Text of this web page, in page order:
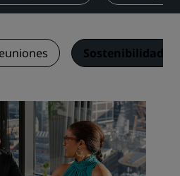
Sostenibilidad